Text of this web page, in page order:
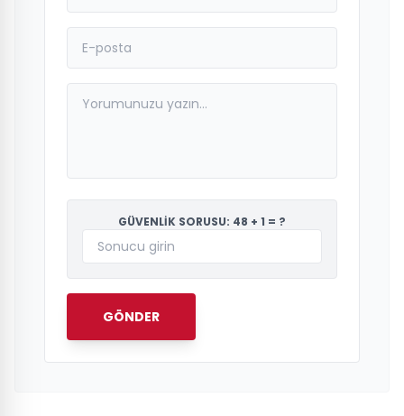
GÜVENLİK SORUSU: 48 + 1 = ?
GÖNDER